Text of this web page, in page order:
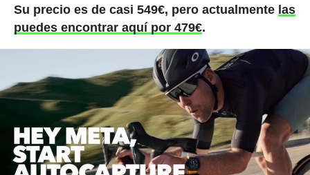
Su precio es de casi 549€, pero actualmente las
puedes encontrar aquí por 479€.